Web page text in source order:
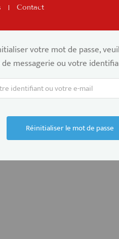
Contact
votre mot de passe,
messagerie ou votre